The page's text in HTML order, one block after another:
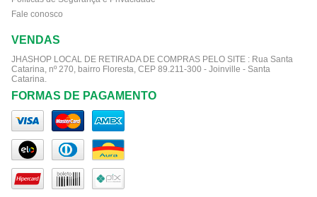
Fale conosco
VENDAS
JHASHOP LOCAL DE RETIRADA DE COMPRAS PELO SITE : Rua Santa
Catarina, nº 270, bairro Floresta, CEP 89.211-300 - Joinville - Santa
Catarina.
FORMAS DE PAGAMENTO